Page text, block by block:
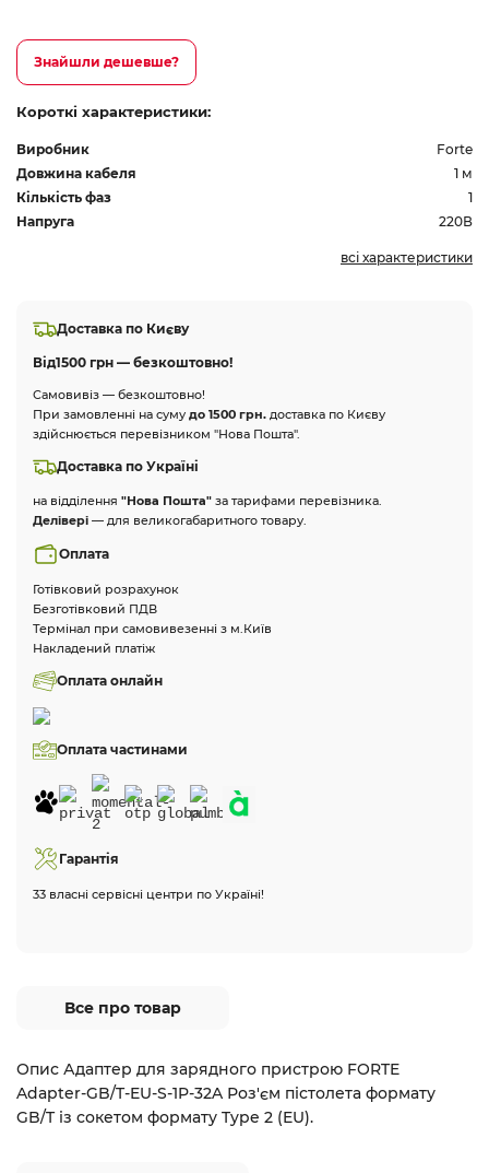
Знайшли дешевше?
Короткі характеристики:
Виробник
Forte
Довжина кабеля
1 м
Кількість фаз
1
Напруга
220В
всі характеристики
Доставка по Києву
Від1500 грн — безкоштовно!
Самовивіз — безкоштовно!
При замовленні на суму до 1500 грн. доставка по Києву
здійснюється перевізником "Нова Пошта".
Доставка по Україні
на відділення "Нова Пошта" за тарифами перевізника.
Делівері — для великогабаритного товару.
Оплата
Готівковий розрахунок
Безготівковий ПДВ
Термінал при самовивезенні з м.Київ
Накладений платіж
Оплата онлайн
Оплата частинами
Гарантія
33 власні сервісні центри по Україні!
Все про товар
Опис Адаптер для зарядного пристрою FORTE
Adapter-GB/T-EU-S-1P-32A Роз'єм пістолета формату
GB/T із сокетом формату Type 2 (EU).